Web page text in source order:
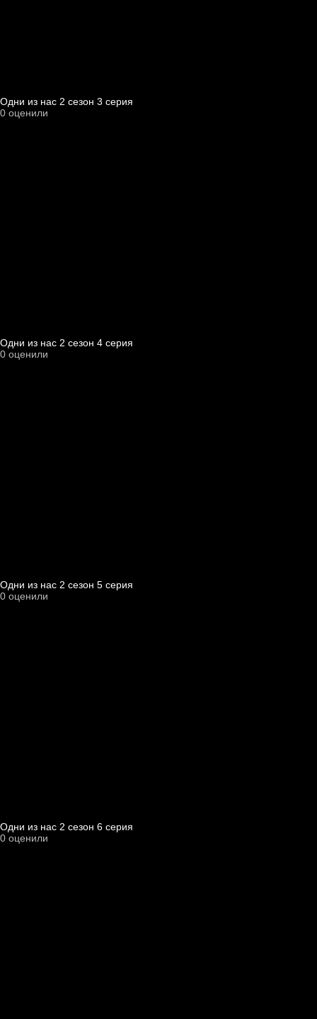
Одни из нас 2 cезон 3 cерия
0 оценили
Одни из нас 2 cезон 4 cерия
0 оценили
Одни из нас 2 cезон 5 cерия
0 оценили
Одни из нас 2 cезон 6 cерия
0 оценили